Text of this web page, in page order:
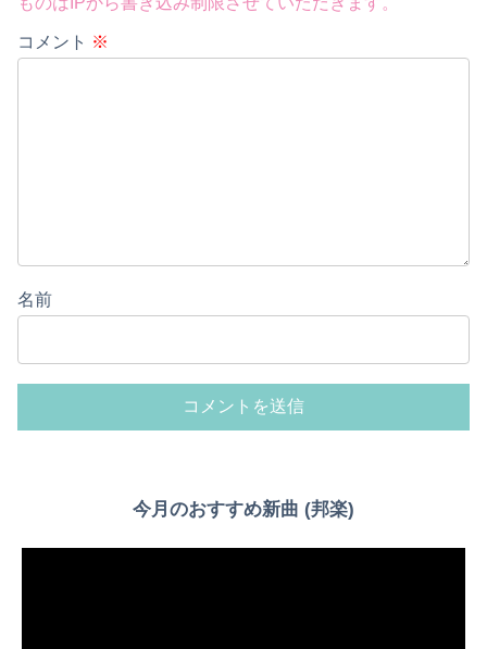
Powered by livedoor 相互RSS
コメント ※
名前
今月のおすすめ新曲 (邦楽)